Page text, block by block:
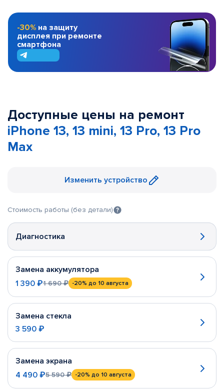
-30% на защиту
дисплея при ремонте
смартфона
Доступные цены на ремонт
iPhone 13, 13 mini, 13 Pro, 13 Pro
Max
Изменить устройство
Стоимость работы (без детали)
Диагностика
Замена аккумулятора
1 390 ₽1 690 ₽ -20% до 10 августа
Замена стекла
3 590 ₽
Замена экрана
4 490 ₽5 590 ₽ -20% до 10 августа